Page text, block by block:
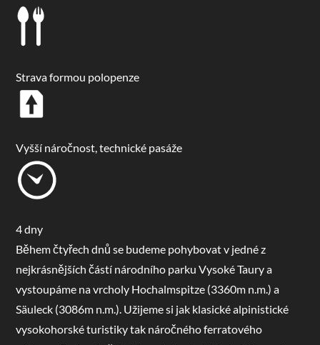
Strava formou polopenze
Vyšší náročnost, technické pasáže
4 dny
Během čtyřech dnů se budeme pohybovat v jedné z
nejkrásnějších částí národního parku Vysoké Taury a
vystoupáme na vrcholy Hochalmspitze (3360m n.m.) a
Säuleck (3086m n.m.). Užijeme si jak klasické alpinistické
vysokohorské turistiky tak náročného ferratového